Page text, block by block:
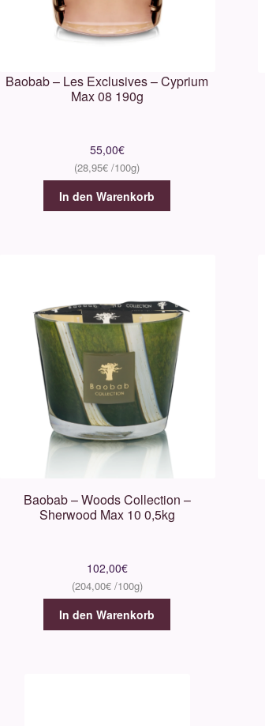
Baobab – Les Exclusives – Cyprium
Max 08 190g
55,00€
28,95€
In den Warenkorb
Baobab – Woods Collection –
Sherwood Max 10 0,5kg
102,00€
204,00€
In den Warenkorb